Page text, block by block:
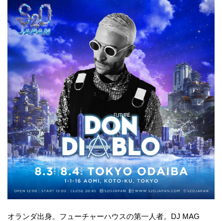
オランダ出身。フューチャーハウスの第一人者。DJ MAG